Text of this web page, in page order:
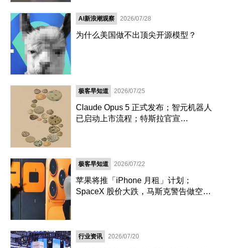
AI新浪潮观察 2026/07/28
为什么美国做不出顶尖开源模型？
极客早知道 2026/07/25
Claude Opus 5 正式发布；智元机器人
已启动上市流程；特斯拉官宣
极客早知道 2026/07/22
苹果将推「iPhone 月租」计划；
SpaceX 股价大跌，马斯克警告做空机
行业资讯 2026/07/20